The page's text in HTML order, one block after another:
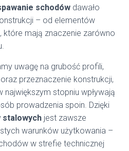
schodów dawało
– od elementów
które mają znaczenie zarówno
uwagę na grubość profili,
przeznaczenie konstrukcji,
największym stopniu wpływają
prowadzenia spoin. Dzięki
stalowych jest zawsze
warunków użytkowania –
w strefie technicznej